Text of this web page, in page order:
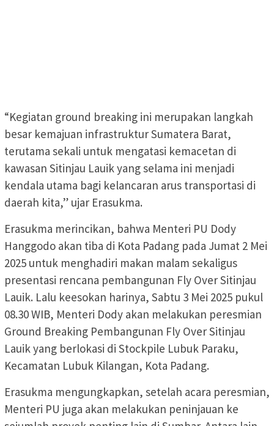
“Kegiatan ground breaking ini merupakan langkah
besar kemajuan infrastruktur Sumatera Barat,
terutama sekali untuk mengatasi kemacetan di
kawasan Sitinjau Lauik yang selama ini menjadi
kendala utama bagi kelancaran arus transportasi di
daerah kita,” ujar Erasukma.
Erasukma merincikan, bahwa Menteri PU Dody
Hanggodo akan tiba di Kota Padang pada Jumat 2 Mei
2025 untuk menghadiri makan malam sekaligus
presentasi rencana pembangunan Fly Over Sitinjau
Lauik. Lalu keesokan harinya, Sabtu 3 Mei 2025 pukul
08.30 WIB, Menteri Dody akan melakukan peresmian
Ground Breaking Pembangunan Fly Over Sitinjau
Lauik yang berlokasi di Stockpile Lubuk Paraku,
Kecamatan Lubuk Kilangan, Kota Padang.
Erasukma mengungkapkan, setelah acara peresmian,
Menteri PU juga akan melakukan peninjauan ke